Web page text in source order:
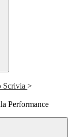
Scrivia >
Performance